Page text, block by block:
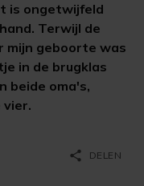
is ongetwijfeld
Terwijl de
mijn geboorte was
in de brugklas
beide oma's,
vier.
share DELEN